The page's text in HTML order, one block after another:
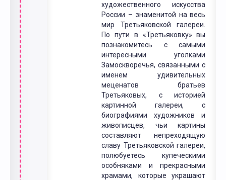
художественного искусства
России – знаменитой на весь
мир Третьяковской галереи.
По пути в «Третьяковку» вы
познакомитесь с самыми
интересными уголками
Замоскворечья, связанными с
именем удивительных
меценатов братьев
Третьяковых, с историей
картинной галереи, с
биографиями художников и
живописцев, чьи картины
составляют непреходящую
славу Третьяковской галереи,
полюбуетесь купеческими
особняками и прекрасными
храмами, которые украшают